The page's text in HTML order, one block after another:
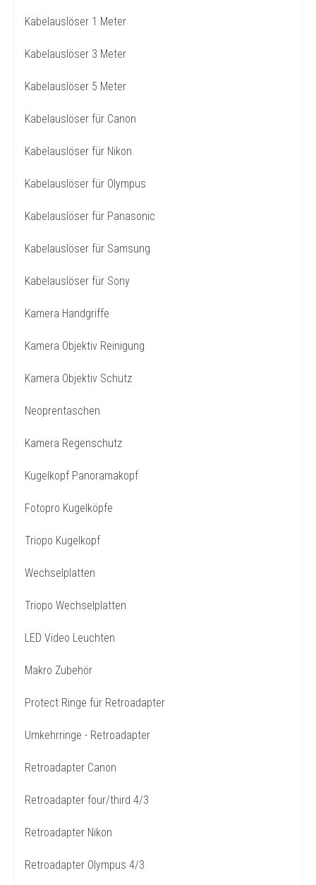
Kabelauslöser 1 Meter
Kabelauslöser 3 Meter
Kabelauslöser 5 Meter
Kabelauslöser für Canon
Kabelauslöser für Nikon
Kabelauslöser für Olympus
Kabelauslöser für Panasonic
Kabelauslöser für Samsung
Kabelauslöser für Sony
Kamera Handgriffe
Kamera Objektiv Reinigung
Kamera Objektiv Schutz
Neoprentaschen
Kamera Regenschutz
Kugelkopf Panoramakopf
Fotopro Kugelköpfe
Triopo Kugelkopf
Wechselplatten
Triopo Wechselplatten
LED Video Leuchten
Makro Zubehör
Protect Ringe für Retroadapter
Umkehrringe - Retroadapter
Retroadapter Canon
Retroadapter four/third 4/3
Retroadapter Nikon
Retroadapter Olympus 4/3